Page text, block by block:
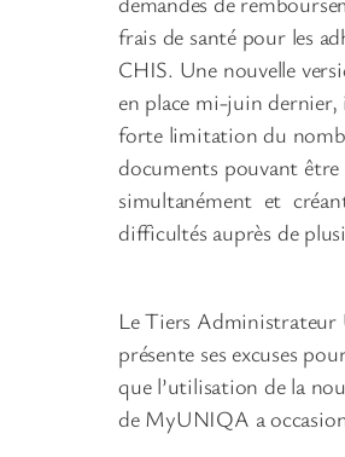
frais de santé pour les
CHIS. Une nouvelle
en place mi-juin
forte limitation du
documents pouvant être
simultanément et
difficultés auprès de
Le Tiers Administrateur
présente ses excuses
que l’utilisation de la
de MyUNIQA a